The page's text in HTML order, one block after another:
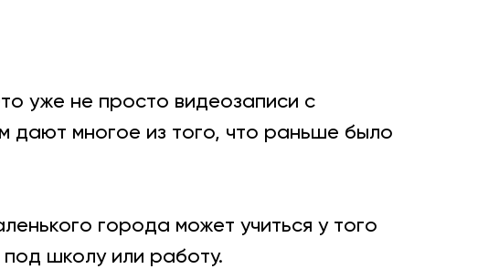
уже не просто видеозаписи с
многое из того, что раньше было
города может учиться у того
школу или работу.